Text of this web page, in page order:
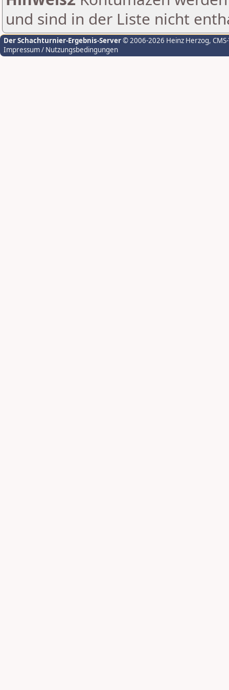
und sind in der Liste nicht
Der Schachturnier-Ergebnis-Server© 2006-2026 Heinz Herzog,
Impressum / Nutzungsbedingungen